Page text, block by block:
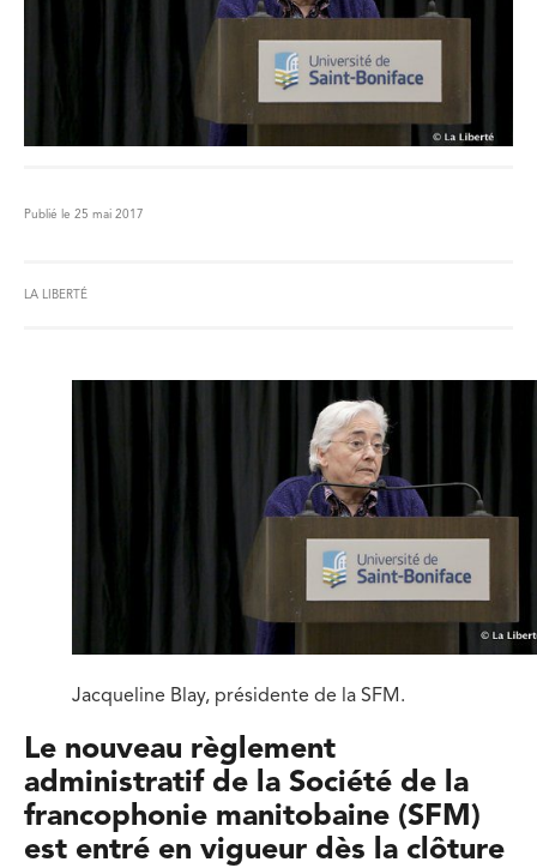
Publié le 25 mai 2017
LA LIBERTÉ
Jacqueline Blay, présidente de la SFM.
Le nouveau règlement
administratif de la Société de la
francophonie manitobaine (SFM)
est entré en vigueur dès la clôture